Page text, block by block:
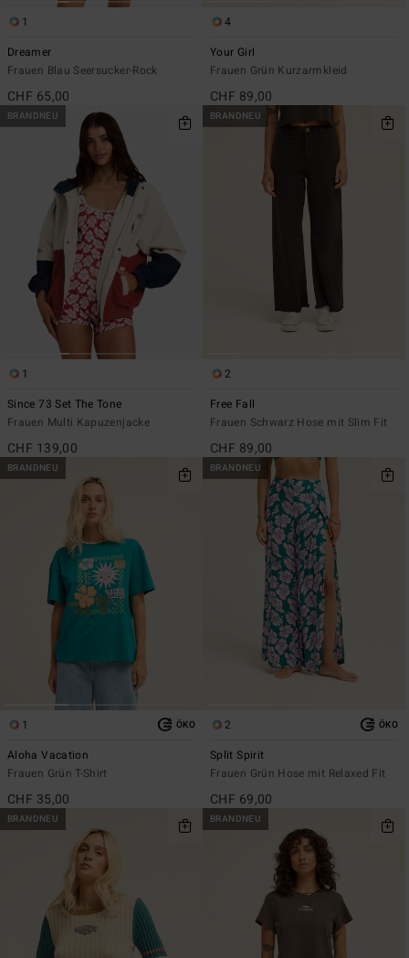
1
Dreamer
Frauen Blau Seersucker-Rock
CHF 65,00
4
Your Girl
Frauen Grün Kurzarmkleid
CHF 89,00
BRANDNEU
1
Since 73 Set The Tone
Frauen Multi Kapuzenjacke
CHF 139,00
BRANDNEU
2
Free Fall
Frauen Schwarz Hose mit Slim Fit
CHF 89,00
BRANDNEU
1 ÖKO
Aloha Vacation
Frauen Grün T-Shirt
CHF 35,00
BRANDNEU
2 ÖKO
Split Spirit
Frauen Grün Hose mit Relaxed Fit
CHF 69,00
BRANDNEU BRANDNEU